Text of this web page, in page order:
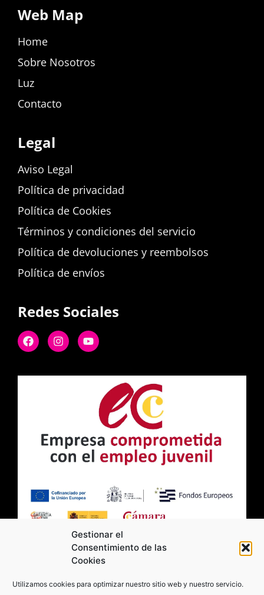
Gestionar el
Consentimiento de las
Cookies
Utilizamos cookies para optimizar nuestro sitio web y nuestro servicio.
Web Map
Home
Sobre Nosotros
Luz
Contacto
Legal
Aviso Legal
Política de privacidad
Política de Cookies
Términos y condiciones del servicio
Política de devoluciones y reembolsos
Política de envíos
Redes Sociales
2026 Moviltick technologies. Todos los